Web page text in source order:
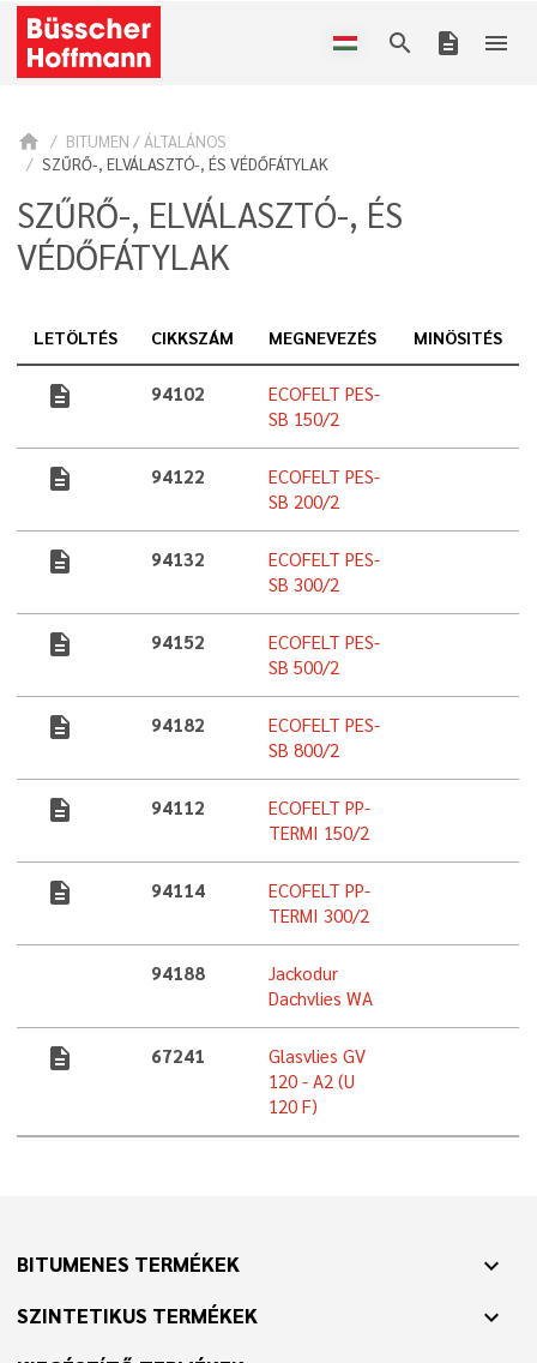
search description menu
home
BITUMEN / ÁLTALÁNOS
SZŰRŐ-, ELVÁLASZTÓ-, ÉS VÉDŐFÁTYLAK
SZŰRŐ-, ELVÁLASZTÓ-, ÉS
VÉDŐFÁTYLAK
LETÖLTÉS CIKKSZÁM MEGNEVEZÉS MINÖSITÉS
description 94102
ECOFELT PES-
SB 150/2
description 94122
ECOFELT PES-
SB 200/2
description 94132
ECOFELT PES-
SB 300/2
description 94152
ECOFELT PES-
SB 500/2
description 94182
ECOFELT PES-
SB 800/2
description 94112
ECOFELT PP-
TERMI 150/2
description 94114
ECOFELT PP-
TERMI 300/2
94188
Jackodur
Dachvlies WA
description 67241
Glasvlies GV
120 - A2 (U
120 F)
BITUMENES TERMÉKEK expand_more
SZINTETIKUS TERMÉKEK expand_more